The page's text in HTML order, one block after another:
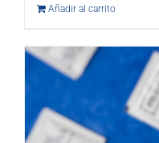
Añadir al carrito